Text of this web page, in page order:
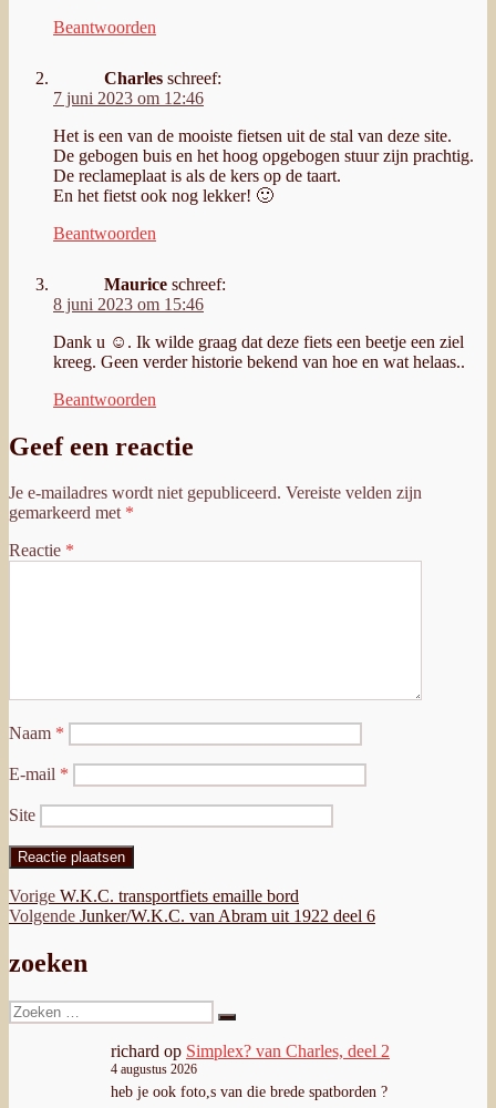
Beantwoorden
Charles schreef:
7 juni 2023 om 12:46
Het is een van de mooiste fietsen uit de stal van deze site.
De gebogen buis en het hoog opgebogen stuur zijn prachtig.
De reclameplaat is als de kers op de taart.
En het fietst ook nog lekker! 🙂
Beantwoorden
Maurice schreef:
8 juni 2023 om 15:46
Dank u ☺️. Ik wilde graag dat deze fiets een beetje een ziel
kreeg. Geen verder historie bekend van hoe en wat helaas..
Beantwoorden
Geef een reactie
Je e-mailadres wordt niet gepubliceerd. Vereiste velden zijn
gemarkeerd met *
Reactie *
Naam *
E-mail *
Site
Bericht
navigatie
Vorige Vorig
bericht:
W.K.C. transportfiets emaille bord
Volgende Volgend
Junker/W.K.C. van Abram uit 1922 deel 6
zoeken
Zoeken
naar:
Zoeken
richard op Simplex? van Charles, deel 2
4 augustus 2026
heb je ook foto,s van die brede spatborden ?